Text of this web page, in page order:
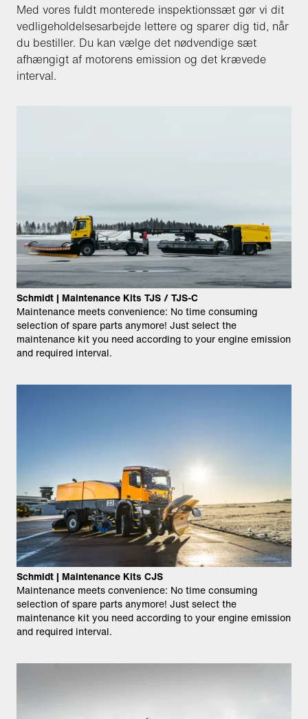
Med vores fuldt monterede inspektionssæt gør vi dit
vedligeholdelsesarbejde lettere og sparer dig tid, når
du bestiller. Du kan vælge det nødvendige sæt
afhængigt af motorens emission og det krævede
interval.
Schmidt | Maintenance Kits TJS / TJS-C
Maintenance meets convenience: No time consuming
selection of spare parts anymore! Just select the
maintenance kit you need according to your engine emission
and required interval.
Schmidt | Maintenance Kits CJS
Maintenance meets convenience: No time consuming
selection of spare parts anymore! Just select the
maintenance kit you need according to your engine emission
and required interval.